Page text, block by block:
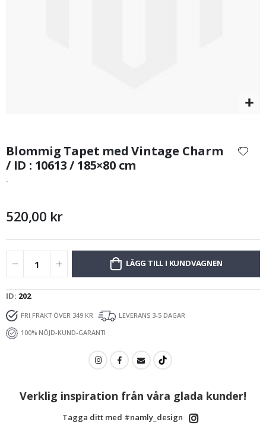
början
av
bildgalleriet
Blommig Tapet med Vintage Charm
/ ID : 10613 / 185×80 cm
-
520,00 kr
LÄGG TILL I KUNDVAGNEN
ID 202
FRI FRAKT ÖVER 349 KR
LEVERANS 3-5 DAGAR
100% NÖJD-KUND-GARANTI
Verklig inspiration från våra glada kunder!
Tagga ditt med #namly_design